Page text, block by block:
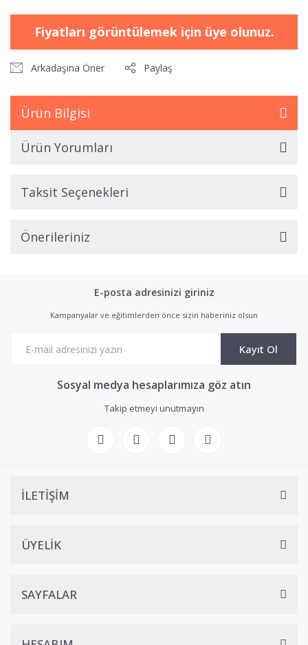
Fiyatları görüntülemek için üye olunuz.
Arkadaşına Öner Paylaş
Ürün Bilgisi
Ürün Yorumları
Taksit Seçenekleri
Önerileriniz
E-posta adresinizi giriniz
Kampanyalar ve eğitimlerden önce sizin haberiniz olsun
Kayıt Ol
Sosyal medya hesaplarımıza göz atın
Takip etmeyi unutmayın
İLETİŞİM
ÜYELİK
SAYFALAR